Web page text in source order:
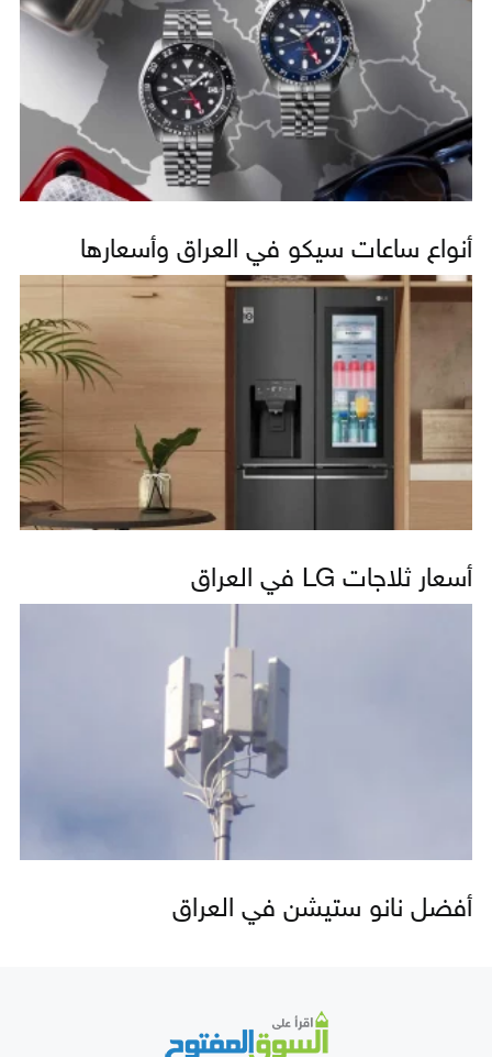
أنواع ساعات سيكو في العراق وأسعارها
أسعار ثلاجات LG في العراق
أفضل نانو ستيشن في العراق